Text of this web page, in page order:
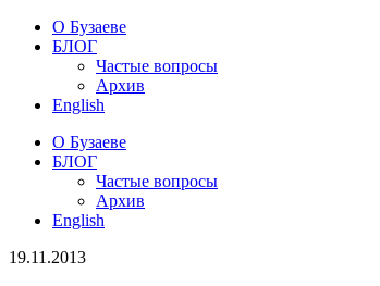
О Бузаеве
БЛОГ
Частые вопросы
Архив
English
О Бузаеве
БЛОГ
Частые вопросы
Архив
English
19.11.2013